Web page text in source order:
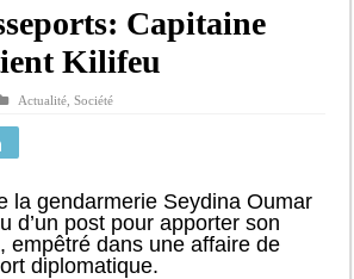
vérités à Diomaye: « Des vies ne sont pas tombées
calendrier fait débat
du Khalife général des Tidianes pour le
Capitaine
Kilifeu
Actualité ,Société
la gendarmerie Seydina Oumar
d’un post pour apporter son
empêtré dans une affaire de
diplomatique.